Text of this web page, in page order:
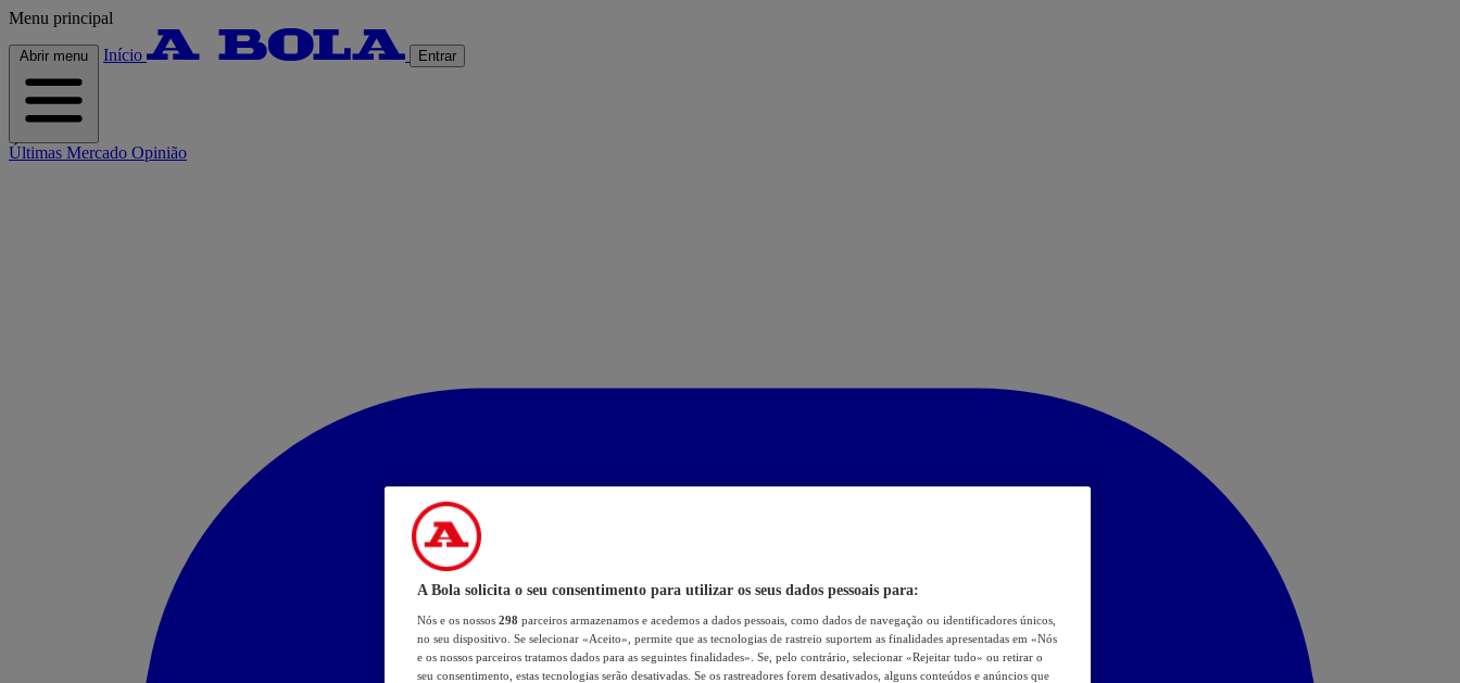
Menu principal
Abrir menu Início Entrar
Últimas Mercado Opinião
A Bola solicita o seu consentimento para utilizar os seus dados pessoais para:
Nós e os nossos 298 parceiros armazenamos e acedemos a dados pessoais, como dados de navegação ou identificadores únicos,
no seu dispositivo. Se selecionar «Aceito», permite que as tecnologias de rastreio suportem as finalidades apresentadas em «Nós
e os nossos parceiros tratamos dados para as seguintes finalidades». Se, pelo contrário, selecionar «Rejeitar tudo» ou retirar o
seu consentimento, estas tecnologias serão desativadas. Se os rastreadores forem desativados, alguns conteúdos e anúncios que